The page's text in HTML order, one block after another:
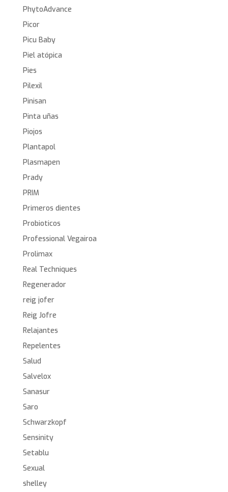
PhytoAdvance
Picor
Picu Baby
Piel atópica
Pies
Pilexil
Pinisan
Pinta uñas
Piojos
Plantapol
Plasmapen
Prady
PRIM
Primeros dientes
Probioticos
Professional Vegairoa
Prolimax
Real Techniques
Regenerador
reig jofer
Reig Jofre
Relajantes
Repelentes
Salud
Salvelox
Sanasur
Saro
Schwarzkopf
Sensinity
Setablu
Sexual
shelley